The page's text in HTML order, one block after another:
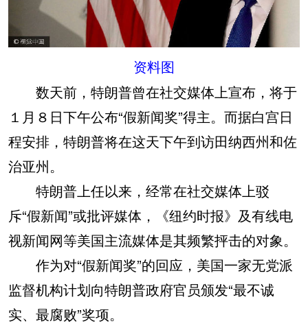
资料图
数天前，特朗普曾在社交媒体上宣布，将于
１月８日下午公布“假新闻奖”得主。而据白宫日
程安排，特朗普将在这天下午到访田纳西州和佐
治亚州。
特朗普上任以来，经常在社交媒体上驳
斥“假新闻”或批评媒体，《纽约时报》及有线电
视新闻网等美国主流媒体是其频繁抨击的对象。
作为对“假新闻奖”的回应，美国一家无党派
监督机构计划向特朗普政府官员颁发“最不诚
实、最腐败”奖项。